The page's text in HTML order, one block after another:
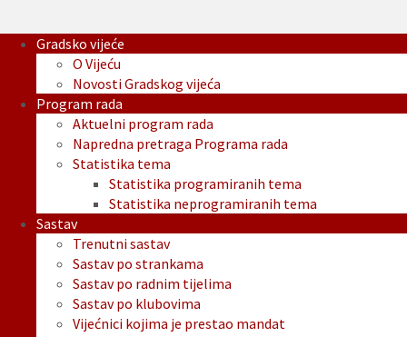
Gradsko vijeće
O Vijeću
Novosti Gradskog vijeća
Program rada
Aktuelni program rada
Napredna pretraga Programa rada
Statistika tema
Statistika programiranih tema
Statistika neprogramiranih tema
Sastav
Trenutni sastav
Sastav po strankama
Sastav po radnim tijelima
Sastav po klubovima
Vijećnici kojima je prestao mandat